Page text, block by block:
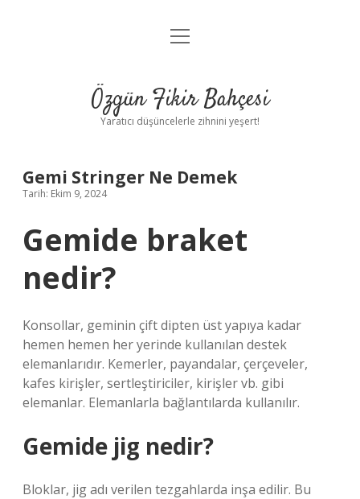
Anasayfa
Yasal Uyarı
menüyü
Özgün Fikir Bahçesi
Yaratıcı düşüncelerle zihnini yeşert!
Gemi Stringer Ne Demek
Tarih: Ekim 9, 2024
Gemide braket
nedir?
Konsollar, geminin çift dipten üst yapıya kadar
hemen hemen her yerinde kullanılan destek
elemanlarıdır. Kemerler, payandalar, çerçeveler,
kafes kirişler, sertleştiriciler, kirişler vb. gibi
elemanlar. Elemanlarla bağlantılarda kullanılır.
Gemide jig nedir?
Bloklar, jig adı verilen tezgahlarda inşa edilir. Bu